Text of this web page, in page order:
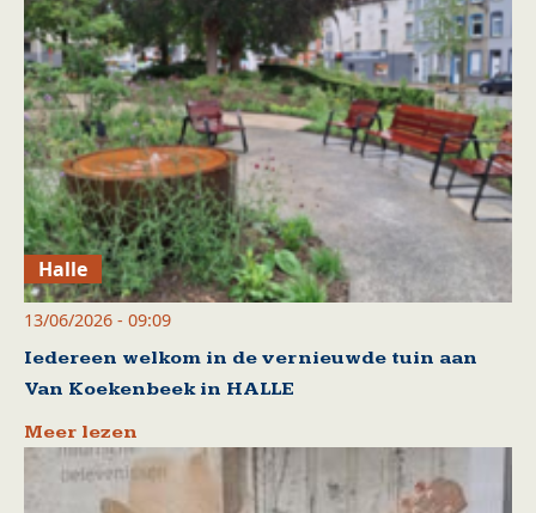
Halle
13/06/2026 - 09:09
Iedereen welkom in de vernieuwde tuin aan
Van Koekenbeek in HALLE
Meer lezen